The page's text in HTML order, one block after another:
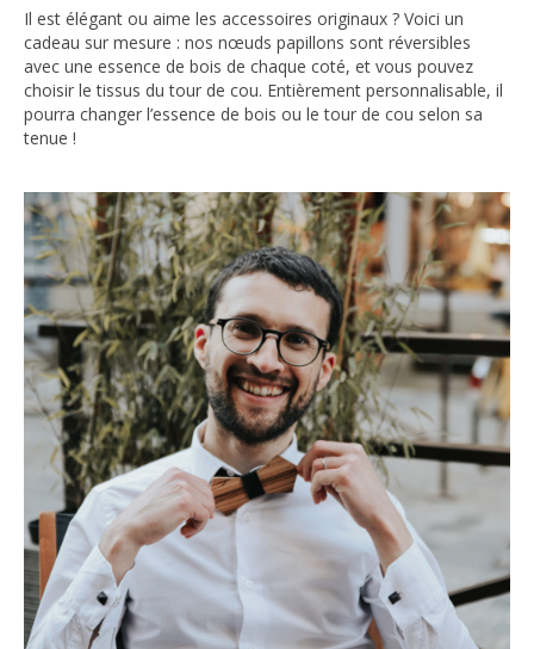
Il est élégant ou aime les accessoires originaux ? Voici un
cadeau sur mesure : nos nœuds papillons sont réversibles
avec une essence de bois de chaque coté, et vous pouvez
choisir le tissus du tour de cou. Entièrement personnalisable, il
pourra changer l’essence de bois ou le tour de cou selon sa
tenue !